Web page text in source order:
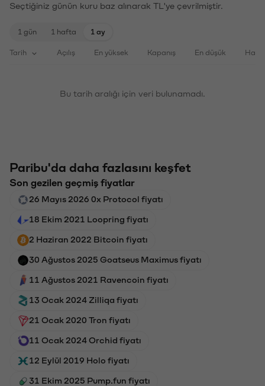
Seçtiğiniz günün kuru baz alınarak TL'ye çevrilmiştir.
1 gün 1 hafta 1 ay
Tarih Açılış En yüksek Kapanış En düşük
Bu tarih aralığı için veri bulunamadı.
Paribu'da daha fazlasını keşfet
Son gezilen geçmiş fiyatlar
26 Mayıs 2026 0x Protocol fiyatı
18 Ekim 2021 Loopring fiyatı
2 Haziran 2022 Bitcoin fiyatı
30 Ağustos 2025 Goatseus Maximus fiyatı
11 Ağustos 2021 Ravencoin fiyatı
13 Ocak 2024 Zilliqa fiyatı
21 Ocak 2020 Tron fiyatı
11 Ocak 2024 Orchid fiyatı
12 Eylül 2019 Holo fiyatı
31 Ekim 2025 Pump.fun fiyatı